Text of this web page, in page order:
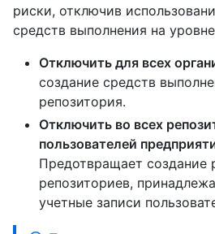
риски, отключив
средств выполнения на
Отключить для всех
создание средств
репозитория.
Отключить во всех
пользователей
Предотвращает создание
репозиториев,
учетные записи